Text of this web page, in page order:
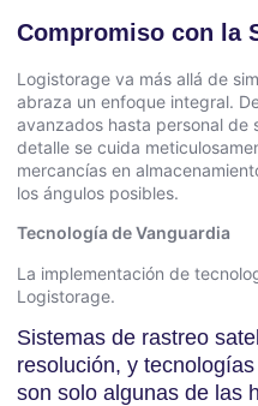
Compromiso con la
Logistorage va más allá de
abraza un enfoque integral.
avanzados hasta personal de
detalle se cuida
mercancías en
los ángulos posibles.
Tecnología de Vanguardia
La implementación de
Logistorage.
Sistemas de rastreo
resolución, y
son solo algunas de las